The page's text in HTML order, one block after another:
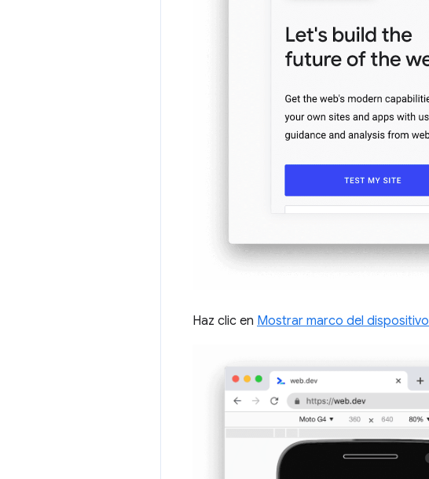
Haz clic en Mostrar marco del dispositivo